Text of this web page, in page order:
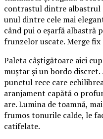
contrastul dintre albastrul
unul dintre cele mai
când pui o eșarfă albastră
frunzelor uscate. Merge
Paleta câștigătoare aici
muștar și un bordo
punctul rece care
aranjament capătă o
are. Lumina de toamnă,
frumos tonurile calde, le
catifelate.